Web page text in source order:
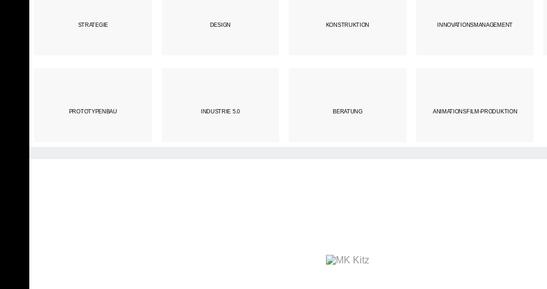
STRATEGIE
PROTOTYPENBAU
DESIGN
INDUSTRIE 5.0
KONSTRUKTION
BERATUNG
INNOVATIONSMANAGEMENT
ANIMATIONSFILM-PRODUKTION